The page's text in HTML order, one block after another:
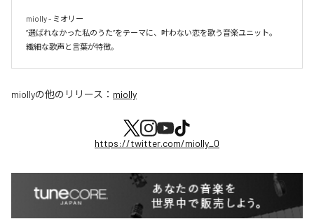
miolly - ミオリー
”選ばれなかった私のうた”をテーマに、叶わない恋を歌う音楽ユニット。
miollyの他のリリース： miolly
https://twitter.com/miolly_0